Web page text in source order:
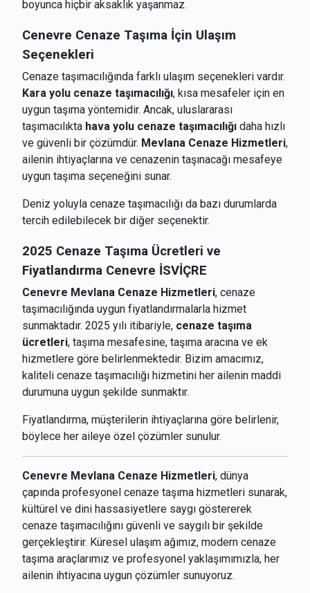
boyunca hiçbir aksaklık yaşanmaz.
Cenevre Cenaze Taşıma İçin Ulaşım
Seçenekleri
Cenaze taşımacılığında farklı ulaşım seçenekleri vardır.
Kara yolu cenaze taşımacılığı, kısa mesafeler için en
uygun taşıma yöntemidir. Ancak, uluslararası
taşımacılıkta hava yolu cenaze taşımacılığı daha hızlı
ve güvenli bir çözümdür. Mevlana Cenaze Hizmetleri,
ailenin ihtiyaçlarına ve cenazenin taşınacağı mesafeye
uygun taşıma seçeneğini sunar.
Deniz yoluyla cenaze taşımacılığı da bazı durumlarda
tercih edilebilecek bir diğer seçenektir.
2025 Cenaze Taşıma Ücretleri ve
Fiyatlandırma Cenevre İSVİÇRE
Cenevre Mevlana Cenaze Hizmetleri, cenaze
taşımacılığında uygun fiyatlandırmalarla hizmet
sunmaktadır. 2025 yılı itibariyle, cenaze taşıma
ücretleri, taşıma mesafesine, taşıma aracına ve ek
hizmetlere göre belirlenmektedir. Bizim amacımız,
kaliteli cenaze taşımacılığı hizmetini her ailenin maddi
durumuna uygun şekilde sunmaktır.
Fiyatlandırma, müşterilerin ihtiyaçlarına göre belirlenir,
böylece her aileye özel çözümler sunulur.
Cenevre Mevlana Cenaze Hizmetleri, dünya
çapında profesyonel cenaze taşıma hizmetleri sunarak,
kültürel ve dini hassasiyetlere saygı göstererek
cenaze taşımacılığını güvenli ve saygılı bir şekilde
gerçekleştirir. Küresel ulaşım ağımız, modern cenaze
taşıma araçlarımız ve profesyonel yaklaşımımızla, her
ailenin ihtiyacına uygun çözümler sunuyoruz.